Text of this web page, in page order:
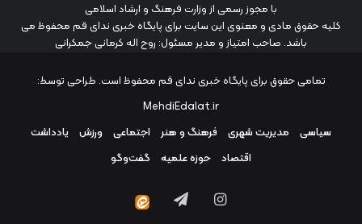
با مجوز رسمی از وزارت فرهنگ و ارشاد اسلامی
کلیه حقوق مادی و معنوی این سایت برای پایگاه خبری ندای قم محفوظ می
باشد. صاحب امتیاز و مدیر مسئول: روح اله کرمانی جمکرانی
تمامی حقوق برای پایگاه خبری ندای قم محفوظ است. طراحی توسط:
MehdiEdalat.ir
سیاسی
مدیریت شهری فرهنگ و هنر اجتماعی ورزش
یادداشت
اقتصاد
حوزه علمیه گفت‌وگو
اینستاگرامتلگرام